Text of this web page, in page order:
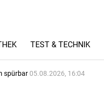
TEST & TECHNIK
spürbar 05.08.2026, 16:04